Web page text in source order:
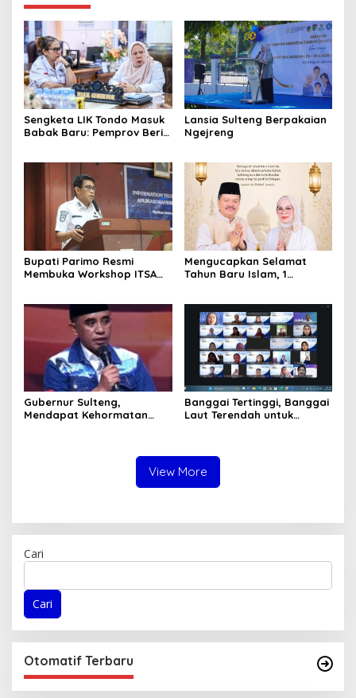
Sengketa LIK Tondo Masuk
Babak Baru: Pemprov Beri
Lansia Sulteng Berpakaian
Ngejreng
Bupati Parimo Resmi
Membuka Workshop ITSA
Mengucapkan Selamat
Tahun Baru Islam, 1
Gubernur Sulteng,
Mendapat Kehormatan
Banggai Tertinggi, Banggai
Laut Terendah untuk
View More
Cari
Cari
Otomatif Terbaru